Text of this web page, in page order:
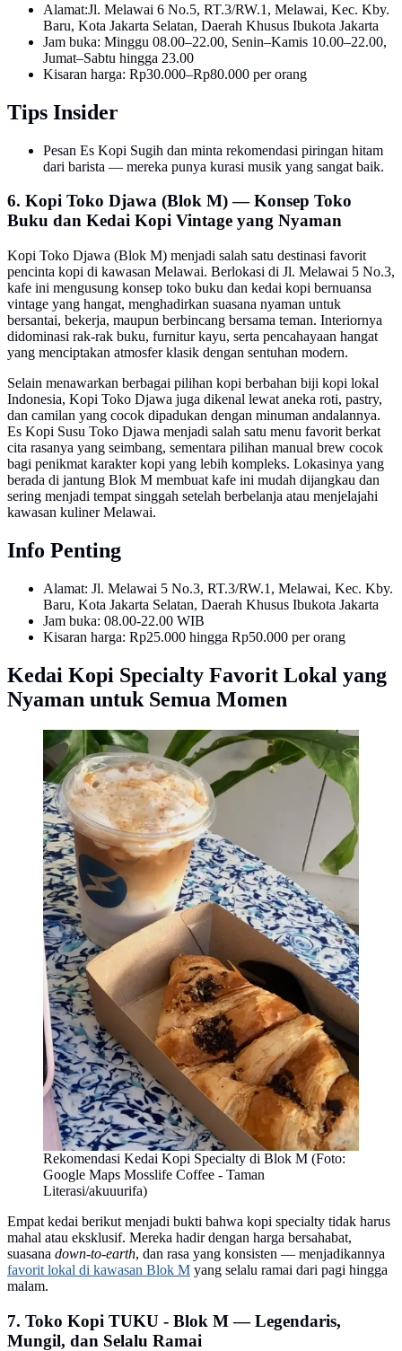
Alamat:Jl. Melawai 6 No.5, RT.3/RW.1, Melawai, Kec. Kby.
Baru, Kota Jakarta Selatan, Daerah Khusus Ibukota Jakarta
Jam buka: Minggu 08.00–22.00, Senin–Kamis 10.00–22.00,
Jumat–Sabtu hingga 23.00
Kisaran harga: Rp30.000–Rp80.000 per orang
Tips Insider
Pesan Es Kopi Sugih dan minta rekomendasi piringan hitam
dari barista — mereka punya kurasi musik yang sangat baik.
6. Kopi Toko Djawa (Blok M) — Konsep Toko
Buku dan Kedai Kopi Vintage yang Nyaman
Kopi Toko Djawa (Blok M) menjadi salah satu destinasi favorit
pencinta kopi di kawasan Melawai. Berlokasi di Jl. Melawai 5 No.3,
kafe ini mengusung konsep toko buku dan kedai kopi bernuansa
vintage yang hangat, menghadirkan suasana nyaman untuk
bersantai, bekerja, maupun berbincang bersama teman. Interiornya
didominasi rak-rak buku, furnitur kayu, serta pencahayaan hangat
yang menciptakan atmosfer klasik dengan sentuhan modern.
Selain menawarkan berbagai pilihan kopi berbahan biji kopi lokal
Indonesia, Kopi Toko Djawa juga dikenal lewat aneka roti, pastry,
dan camilan yang cocok dipadukan dengan minuman andalannya.
Es Kopi Susu Toko Djawa menjadi salah satu menu favorit berkat
cita rasanya yang seimbang, sementara pilihan manual brew cocok
bagi penikmat karakter kopi yang lebih kompleks. Lokasinya yang
berada di jantung Blok M membuat kafe ini mudah dijangkau dan
sering menjadi tempat singgah setelah berbelanja atau menjelajahi
kawasan kuliner Melawai.
Info Penting
Alamat: Jl. Melawai 5 No.3, RT.3/RW.1, Melawai, Kec. Kby.
Baru, Kota Jakarta Selatan, Daerah Khusus Ibukota Jakarta
Jam buka: 08.00-22.00 WIB
Kisaran harga: Rp25.000 hingga Rp50.000 per orang
Kedai Kopi Specialty Favorit Lokal yang
Nyaman untuk Semua Momen
Rekomendasi Kedai Kopi Specialty di Blok M (Foto:
Google Maps Mosslife Coffee - Taman
Literasi/akuuurifa)
Empat kedai berikut menjadi bukti bahwa kopi specialty tidak harus
mahal atau eksklusif. Mereka hadir dengan harga bersahabat,
suasana down-to-earth, dan rasa yang konsisten — menjadikannya
favorit lokal di kawasan Blok M yang selalu ramai dari pagi hingga
malam.
7. Toko Kopi TUKU - Blok M — Legendaris,
Mungil, dan Selalu Ramai